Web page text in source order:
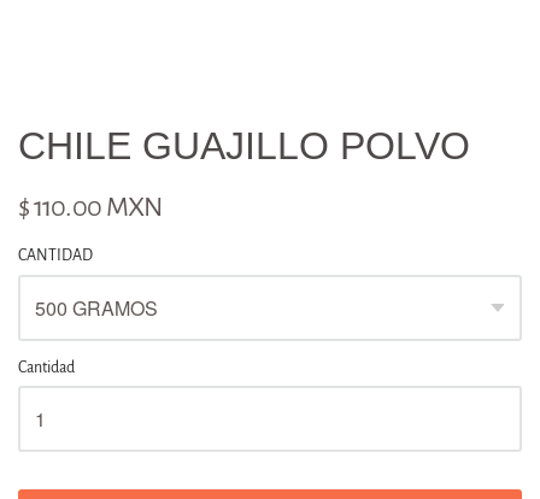
CHILE GUAJILLO POLVO
$ 110.00 MXN
CANTIDAD
Cantidad